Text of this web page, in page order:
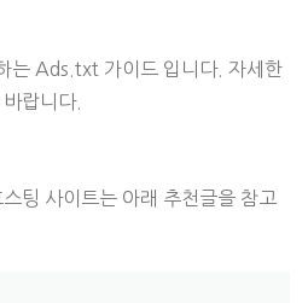
는 Ads.txt 가이드 입니다. 자세한
랍니다.
팅 사이트는 아래 추천글을 참고